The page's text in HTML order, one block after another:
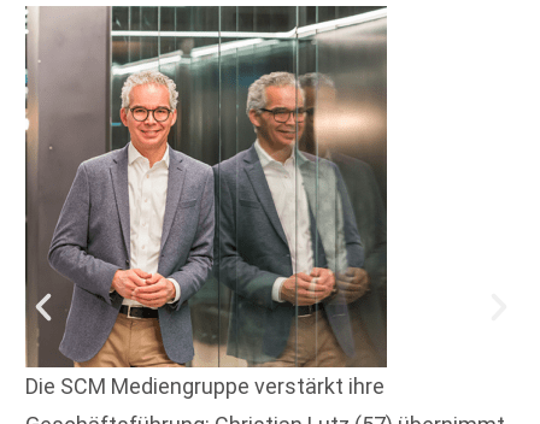
Die SCM Mediengruppe verstärkt ihre